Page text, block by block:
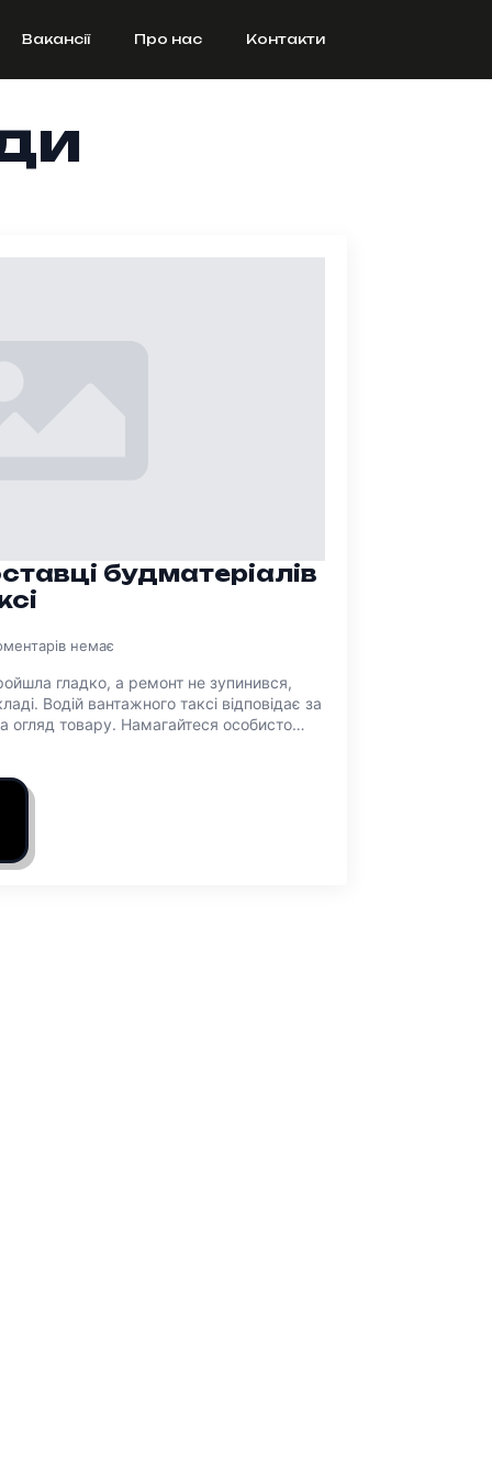
Вакансії Про нас Контакти
будматеріалів
немає
гладко, а ремонт не зупинився,
Водій вантажного таксі відповідає за
огляд товару. Намагайтеся особисто…